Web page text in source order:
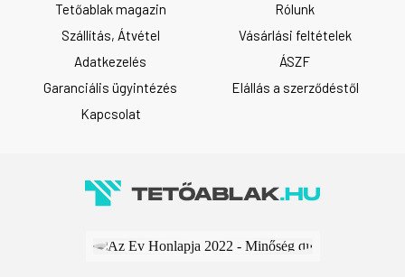
Tetőablak magazin
Rólunk
Szállítás, Átvétel
Vásárlási feltételek
Adatkezelés
ÁSZF
Garanciális ügyintézés
Elállás a szerződéstől
Kapcsolat